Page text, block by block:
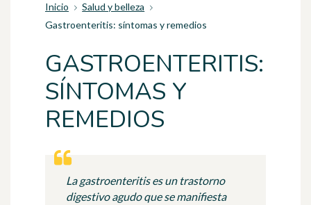
Inicio
Salud y belleza
Gastroenteritis: síntomas y remedios
GASTROENTERITIS:
SÍNTOMAS Y
REMEDIOS
La gastroenteritis es un trastorno
digestivo agudo que se manifiesta